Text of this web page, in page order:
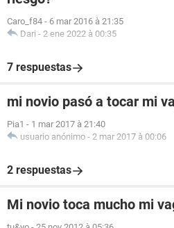
Caro_f84 - 6 mar 2016 à 21:35
Dari - 2 ene 2022 à 00:35
7 respuestas
mi novio pasó a tocar mi
Pia1 - 1 mar 2017 à 21:40
usuario anónimo - 2 mar 2017 à 00:06
2 respuestas
Mi novio toca mucho mi